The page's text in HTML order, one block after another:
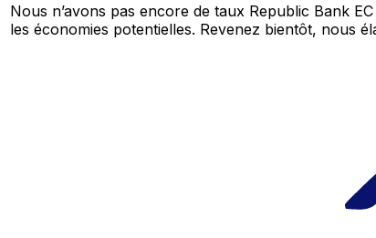
Nous n’avons pas encore de taux Republic Bank
les économies potentielles. Revenez bientôt, nous